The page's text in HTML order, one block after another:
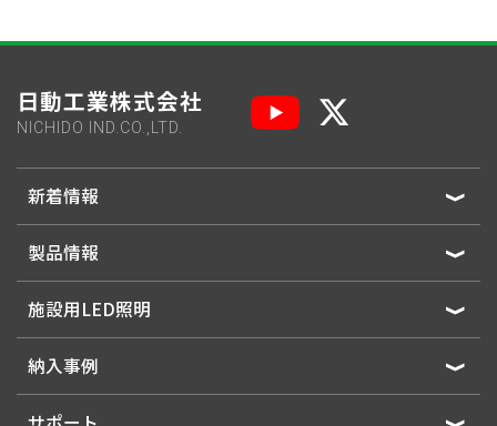
日動工業株式会社
NICHIDO IND.CO.,LTD.
新着情報
製品情報
施設用LED照明
納入事例